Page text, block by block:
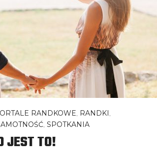
RANDKOWE, RANDKI,
, SPOTKANIA
JEST TO!